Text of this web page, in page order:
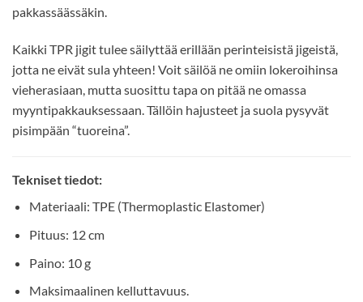
pakkassäässäkin.
Kaikki TPR jigit tulee säilyttää erillään perinteisistä jigeistä,
jotta ne eivät sula yhteen! Voit säilöä ne omiin lokeroihinsa
vieherasiaan, mutta suosittu tapa on pitää ne omassa
myyntipakkauksessaan. Tällöin hajusteet ja suola pysyvät
pisimpään “tuoreina”.
Tekniset tiedot:
Materiaali: TPE (Thermoplastic Elastomer)
Pituus: 12 cm
Paino: 10 g
Maksimaalinen kelluttavuus.